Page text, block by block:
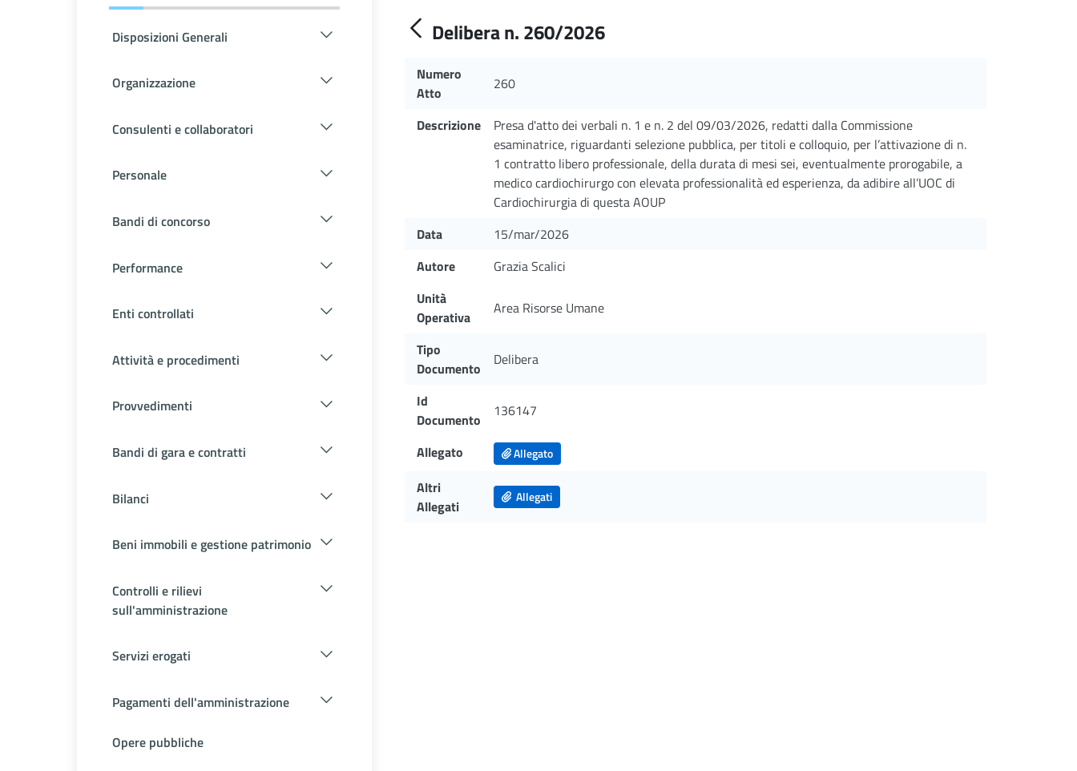
Disposizioni Generali
Organizzazione
Consulenti e collaboratori
Personale
Bandi di concorso
Performance
Enti controllati
Attività e procedimenti
Provvedimenti
Bandi di gara e contratti
Bilanci
Beni immobili e gestione patrimonio
Controlli e rilievi
sull'amministrazione
Servizi erogati
Pagamenti dell'amministrazione
Opere pubbliche
Delibera n. 260/2026
Numero
Atto
260
Descrizione
Presa d'atto dei verbali n. 1 e n. 2 del 09/03/2026, redatti dalla Commissione
esaminatrice, riguardanti selezione pubblica, per titoli e colloquio, per l’attivazione di n.
1 contratto libero professionale, della durata di mesi sei, eventualmente prorogabile, a
medico cardiochirurgo con elevata professionalità ed esperienza, da adibire all’UOC di
Cardiochirurgia di questa AOUP
Data
15/mar/2026
Autore
Grazia Scalici
Unità
Operativa
Area Risorse Umane
Tipo
Documento
Delibera
Id
Documento
136147
Allegato Allegato
Altri
Allegati
Allegati